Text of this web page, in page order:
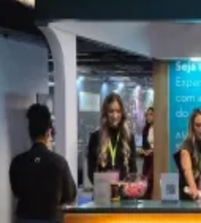
JandiraItapeviCotia Pirapora
CaieirasFranco da